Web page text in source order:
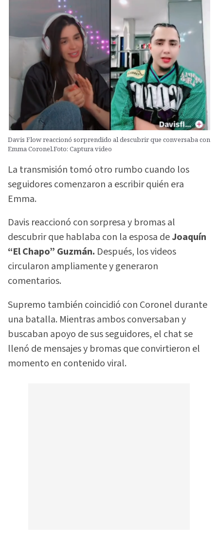
Davis Flow reaccionó sorprendido al descubrir que conversaba con
Emma Coronel.Foto: Captura video
La transmisión tomó otro rumbo cuando los
seguidores comenzaron a escribir quién era
Emma.
Davis reaccionó con sorpresa y bromas al
descubrir que hablaba con la esposa deJoaquín
“El Chapo” Guzmán. Después, los videos
circularon ampliamente y generaron
comentarios.
Supremo también coincidió con Coronel durante
una batalla. Mientras ambos conversaban y
buscaban apoyo de sus seguidores, el chat se
llenó de mensajes y bromas que convirtieron el
momento en contenido viral.